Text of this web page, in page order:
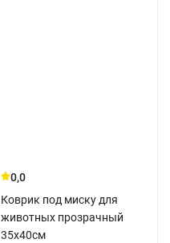
0,0
Коврик под миску для
животных прозрачный
35x40см